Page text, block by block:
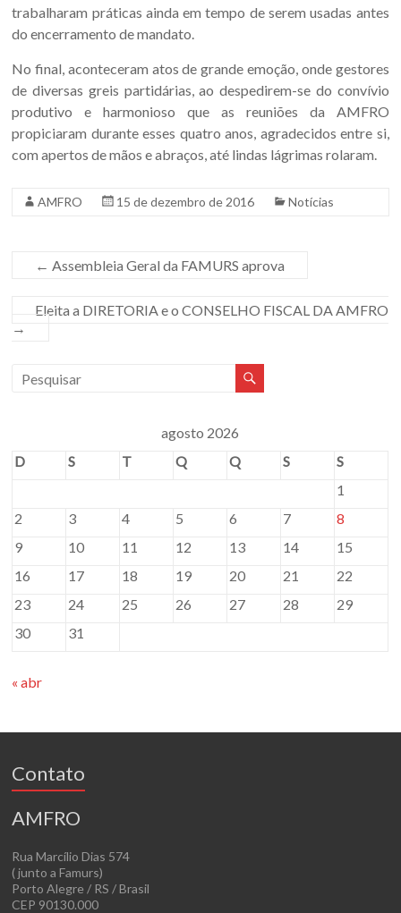
trabalharam práticas ainda em tempo de serem usadas antes
do encerramento de mandato.
No final, aconteceram atos de grande emoção, onde gestores
de diversas greis partidárias, ao despedirem-se do convívio
produtivo e harmonioso que as reuniões da AMFRO
propiciaram durante esses quatro anos, agradecidos entre si,
com apertos de mãos e abraços, até lindas lágrimas rolaram.
AMFRO 15 de dezembro de 2016 Notícias
← Assembleia Geral da FAMURS aprova
Eleita a DIRETORIA e o CONSELHO FISCAL DA AMFRO
→
agosto 2026
D
S T Q Q S
S
1
2
3 4 5 6 7
8
9
10 11 12 13 14
15
16
17 18 19 20 21
22
23
24 25 26 27 28
29
30
31
« abr
Contato
AMFRO
Rua Marcílio Dias 574
( junto a Famurs)
Porto Alegre / RS / Brasil
CEP 90130.000